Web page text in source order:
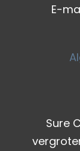
E-
Sure